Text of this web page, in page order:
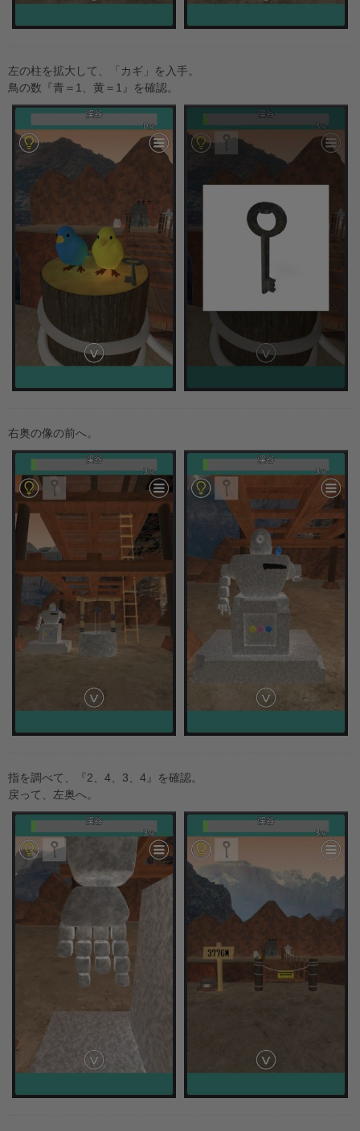
左の柱を拡大して、「カギ」を入手。
鳥の数『青＝1、黄＝1』を確認。
右奥の像の前へ。
指を調べて、『2、4、3、4』を確認。
戻って、左奥へ。